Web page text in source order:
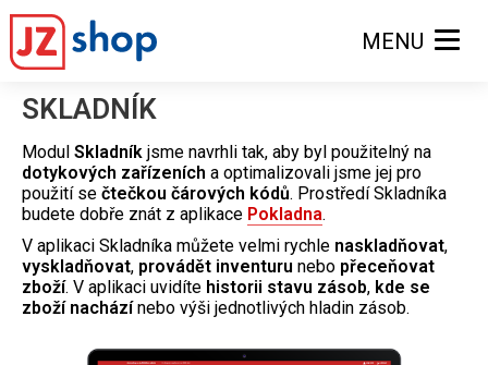
MENU
SKLADNÍK
Modul Skladník jsme navrhli tak, aby byl použitelný na
dotykových zařízeních a optimalizovali jsme jej pro
použití se čtečkou čárových kódů. Prostředí Skladníka
budete dobře znát z aplikace Pokladna.
V aplikaci Skladníka můžete velmi rychle naskladňovat,
vyskladňovat, provádět inventuru nebo přeceňovat
zboží. V aplikaci uvidíte historii stavu zásob, kde se
zboží nacházínebo výši jednotlivých hladin zásob.